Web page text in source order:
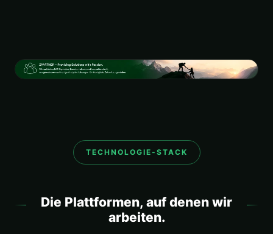
TECHNOLOGIE-STACK
Die Plattformen, auf denen wir
arbeiten.